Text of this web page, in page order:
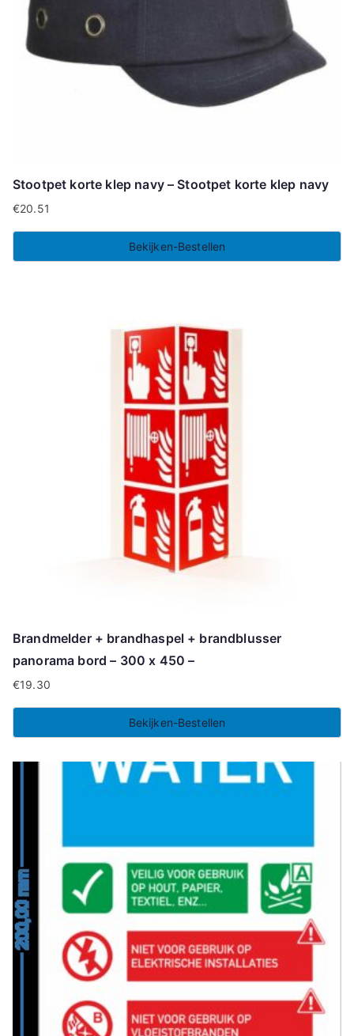
Stootpet korte klep navy – Stootpet korte klep navy
€20.51
Bekijken-Bestellen
Brandmelder + brandhaspel + brandblusser
panorama bord – 300 x 450 –
€19.30
Bekijken-Bestellen